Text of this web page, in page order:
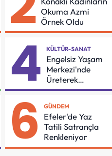
Okuma Azmi
Örnek Oldu
4 KÜLTÜR-SANAT
Engelsiz Yaşam
Merkezi'nde
Üreterek
Güçleniyorlar
6 GÜNDEM
Efeler'de Yaz
Tatili Satrançla
Renkleniyor